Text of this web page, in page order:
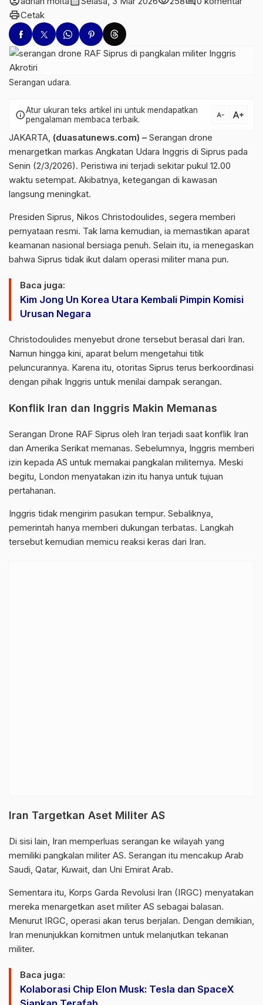
printCetak
Serangan udara.
infoAtur ukuran teks artikel ini untuk mendapatkan
pengalaman membaca terbaik.
text_decrease text_increase
JAKARTA, (duasatunews.com) – Serangan drone
menargetkan markas Angkatan Udara Inggris di Siprus pada
Senin (2/3/2026). Peristiwa ini terjadi sekitar pukul 12.00
waktu setempat. Akibatnya, ketegangan di kawasan
langsung meningkat.
Presiden Siprus, Nikos Christodoulides, segera memberi
pernyataan resmi. Tak lama kemudian, ia memastikan aparat
keamanan nasional bersiaga penuh. Selain itu, ia menegaskan
bahwa Siprus tidak ikut dalam operasi militer mana pun.
Baca juga:
Kim Jong Un Korea Utara Kembali Pimpin Komisi
Urusan Negara
Christodoulides menyebut drone tersebut berasal dari Iran.
Namun hingga kini, aparat belum mengetahui titik
peluncurannya. Karena itu, otoritas Siprus terus berkoordinasi
dengan pihak Inggris untuk menilai dampak serangan.
Konflik Iran dan Inggris Makin Memanas
Serangan Drone RAF Siprus oleh Iran terjadi saat konflik Iran
dan Amerika Serikat memanas. Sebelumnya, Inggris memberi
izin kepada AS untuk memakai pangkalan militernya. Meski
begitu, London menyatakan izin itu hanya untuk tujuan
pertahanan.
Inggris tidak mengirim pasukan tempur. Sebaliknya,
pemerintah hanya memberi dukungan terbatas. Langkah
tersebut kemudian memicu reaksi keras dari Iran.
Iran Targetkan Aset Militer AS
Di sisi lain, Iran memperluas serangan ke wilayah yang
memiliki pangkalan militer AS. Serangan itu mencakup Arab
Saudi, Qatar, Kuwait, dan Uni Emirat Arab.
Sementara itu, Korps Garda Revolusi Iran (IRGC) menyatakan
mereka menargetkan aset militer AS sebagai balasan.
Menurut IRGC, operasi akan terus berjalan. Dengan demikian,
Iran menunjukkan komitmen untuk melanjutkan tekanan
militer.
Baca juga:
Kolaborasi Chip Elon Musk: Tesla dan SpaceX